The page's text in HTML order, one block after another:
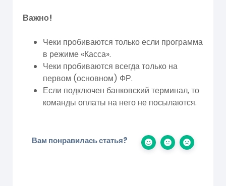
Важно!
Чеки пробиваются только если программа
в режиме «Касса».
Чеки пробиваются всегда только на
первом (основном) ФР.
Если подключен банковский терминал, то
команды оплаты на него не посылаются.
Вам понравилась статья?